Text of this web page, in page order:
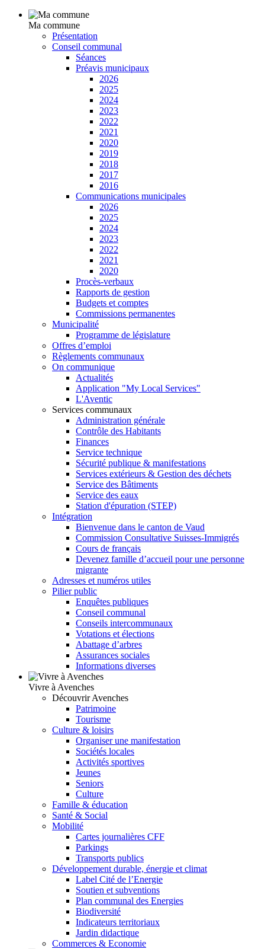
Ma commune
Présentation
Conseil communal
Séances
Préavis municipaux
2026
2025
2024
2023
2022
2021
2020
2019
2018
2017
2016
Communications municipales
2026
2025
2024
2023
2022
2021
2020
Procès-verbaux
Rapports de gestion
Budgets et comptes
Commissions permanentes
Municipalité
Programme de législature
Offres d’emploi
Règlements communaux
On communique
Actualités
Application "My Local Services"
L'Aventic
Services communaux
Administration générale
Contrôle des Habitants
Finances
Service technique
Sécurité publique & manifestations
Services extérieurs & Gestion des déchets
Service des Bâtiments
Service des eaux
Station d'épuration (STEP)
Intégration
Bienvenue dans le canton de Vaud
Commission Consultative Suisses-Immigrés
Cours de français
Devenez famille d’accueil pour une personne
migrante
Adresses et numéros utiles
Pilier public
Enquêtes publiques
Conseil communal
Conseils intercommunaux
Votations et élections
Abattage d’arbres
Assurances sociales
Informations diverses
Vivre à Avenches
Découvrir Avenches
Patrimoine
Tourisme
Culture & loisirs
Organiser une manifestation
Sociétés locales
Activités sportives
Jeunes
Seniors
Culture
Famille & éducation
Santé & Social
Mobilité
Cartes journalières CFF
Parkings
Transports publics
Développement durable, énergie et climat
Label Cité de l’Energie
Soutien et subventions
Plan communal des Energies
Biodiversité
Indicateurs territoriaux
Jardin didactique
Commerces & Economie